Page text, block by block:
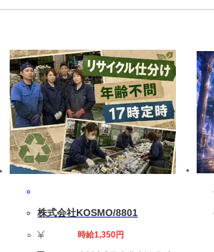
株式会社KOSMO/8801
時給1,350円